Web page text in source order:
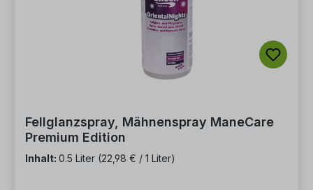
Fellglanzspray, Mähnenspray ManeCare
Premium Edition
Inhalt: 0.5 Liter (22,98 € / 1 Liter)